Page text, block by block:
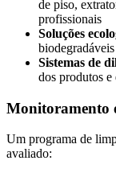
de piso,
profissionais
Soluções
Sistemas de
dos produtos
Monitoramento
Um programa de
avaliado: